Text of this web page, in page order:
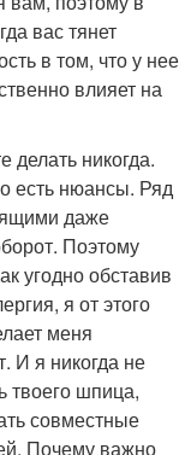
вас тянет
в том, что у нее
влияет на
делать никогда.
есть нюансы. Ряд
даже
Поэтому
угодно обставив
я от этого
меня
И я никогда не
твоего шпица,
совместные
Почему важно